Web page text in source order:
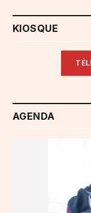
KIOSQUE
AGENDA